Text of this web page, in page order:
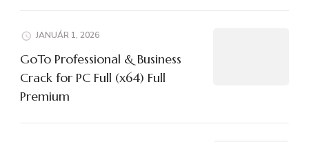
JANUÁR 1, 2026
GoTo Professional & Business
Crack for PC Full (x64) Full
Premium